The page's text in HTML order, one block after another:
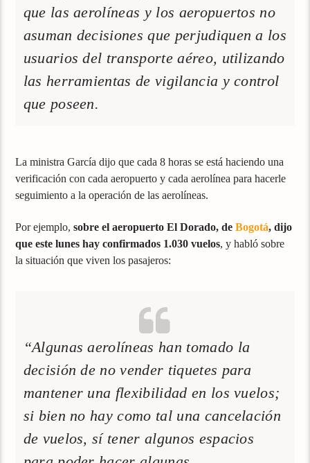
que las aerolíneas y los aeropuertos no
asuman decisiones que perjudiquen a los
usuarios del transporte aéreo, utilizando
las herramientas de vigilancia y control
que poseen.
La ministra García dijo que cada 8 horas se está haciendo una
verificación con cada aeropuerto y cada aerolínea para hacerle
seguimiento a la operación de las aerolíneas.
Por ejemplo,sobre el aeropuerto El Dorado, deBogotá, dijo
que este lunes hay confirmados 1.030 vuelos, y habló sobre
la situación que viven los pasajeros:
“Algunas aerolíneas han tomado la
decisión de no vender tiquetes para
mantener una flexibilidad en los vuelos;
si bien no hay como tal una cancelación
de vuelos, sí tener algunos espacios